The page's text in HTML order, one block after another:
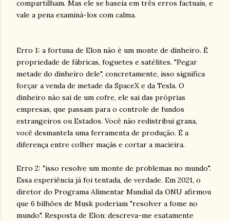
compartilham. Mas ele se baseia em três erros factuais, e
vale a pena examiná-los com calma.
Erro 1: a fortuna de Elon não é um monte de dinheiro. É
propriedade de fábricas, foguetes e satélites. "Pegar
metade do dinheiro dele", concretamente, isso significa
forçar a venda de metade da SpaceX e da Tesla. O
dinheiro não sai de um cofre, ele sai das próprias
empresas, que passam para o controle de fundos
estrangeiros ou Estados. Você não redistribui grana,
você desmantela uma ferramenta de produção. É a
diferença entre colher maçãs e cortar a macieira.
Erro 2: "isso resolve um monte de problemas no mundo".
Essa experiência já foi tentada, de verdade. Em 2021, o
diretor do Programa Alimentar Mundial da ONU afirmou
que 6 bilhões de Musk poderiam "resolver a fome no
mundo". Resposta de Elon: descreva-me exatamente